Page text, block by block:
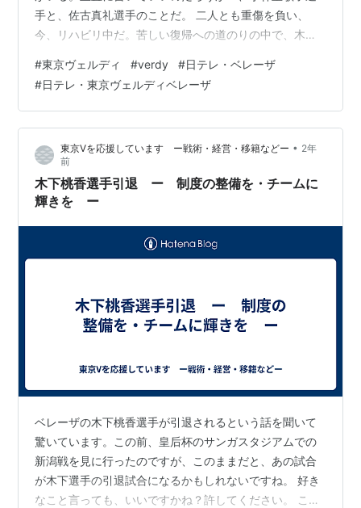
手と、佐古真礼選手のことだ。 二人とも重傷を負い、
今、リハビリ中だ。苦しい復帰への道のりの中で、木下
を、どう考えただろう。 今、二人に呼びかける。 あなた
たちには、大切な価値がある、それを生かして。 僕も足
の靭帯を痛めた経験があって、手術も経験した。幸い、
普通の生活を暮らすことができているが、怪我は怖い、
そしてさらに復帰のためのリハビリは過酷だ。 自分が手
術を受けた時に、当時のラグビー日本代表候補…
#東京ヴェルディ #verdy #日テレ・ベレーザ
#日テレ・東京ヴェルディベレーザ
東京Vを応援しています ー戦術・経営・移籍などー • 2年
前
木下桃香選手引退 ー 制度の整備を・チームに
輝きを ー
ベレーザの木下桃香選手が引退されるという話を聞いて
驚いています。この前、皇后杯のサンガスタジアムでの
新潟戦を見に行ったのですが、このままだと、あの試合
が木下選手の引退試合になるかもしれないですね。 好き
なこと言っても、いいですかね？許してください。 この